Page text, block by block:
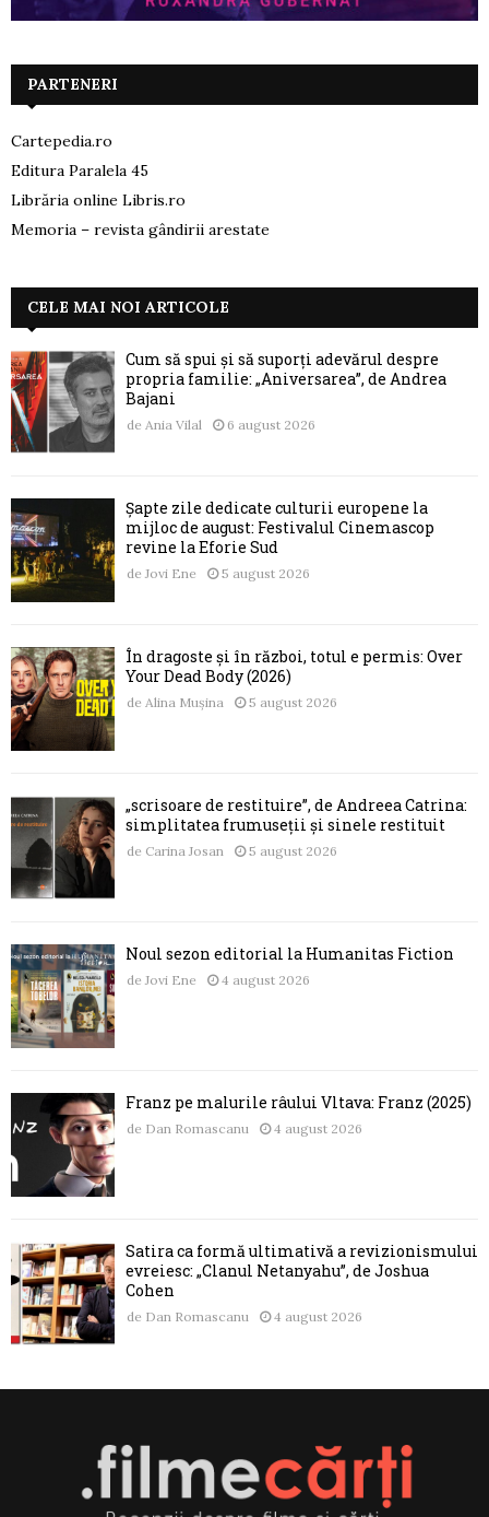
PARTENERI
Cartepedia.ro
Editura Paralela 45
Librăria online Libris.ro
Memoria – revista gândirii arestate
CELE MAI NOI ARTICOLE
Cum să spui și să suporți adevărul despre
propria familie: „Aniversarea”, de Andrea
Bajani
de Ania Vilal 6 august 2026
Șapte zile dedicate culturii europene la
mijloc de august: Festivalul Cinemascop
revine la Eforie Sud
de Jovi Ene 5 august 2026
În dragoste și în război, totul e permis: Over
Your Dead Body (2026)
de Alina Mușina 5 august 2026
„scrisoare de restituire”, de Andreea Catrina:
simplitatea frumuseții și sinele restituit
de Carina Josan 5 august 2026
Noul sezon editorial la Humanitas Fiction
de Jovi Ene 4 august 2026
Franz pe malurile râului Vltava: Franz (2025)
de Dan Romascanu 4 august 2026
Satira ca formă ultimativă a revizionismului
evreiesc: „Clanul Netanyahu”, de Joshua
Cohen
de Dan Romascanu 4 august 2026